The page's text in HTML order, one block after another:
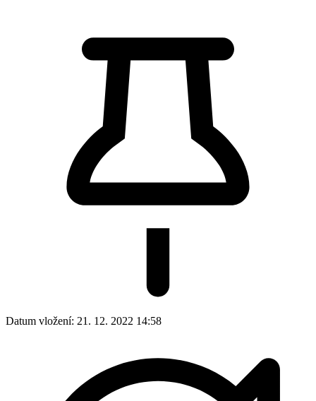
Datum vložení: 21. 12. 2022 14:58